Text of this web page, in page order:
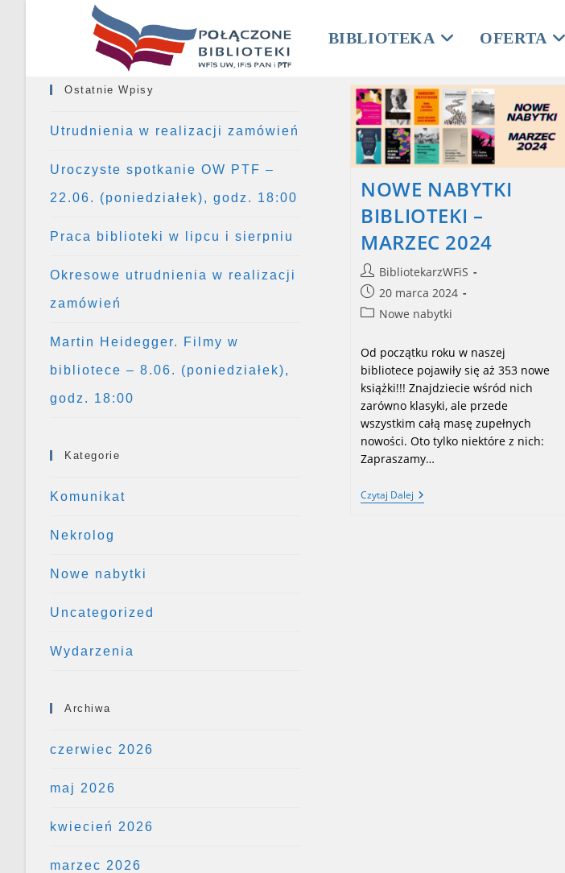
BIBLIOTEKA OFERTA
NOWE NABYTKI
BIBLIOTEKI –
MARZEC 2024
Post
author:
BibliotekarzWFiS
Post
published:
20 marca 2024
PostNowe nabytki
Od początku roku w naszej
bibliotece pojawiły się aż 353 nowe
książki!!! Znajdziecie wśród nich
zarówno klasyki, ale przede
wszystkim całą masę zupełnych
nowości. Oto tylko niektóre z nich:
Zapraszamy…
Czytaj Dalej NOWE
NABYTKI
Ostatnie Wpisy
Utrudnienia w realizacji zamówień
Uroczyste spotkanie OW PTF –
22.06. (poniedziałek), godz. 18:00
Praca biblioteki w lipcu i sierpniu
Okresowe utrudnienia w realizacji
zamówień
Martin Heidegger. Filmy w
bibliotece – 8.06. (poniedziałek),
godz. 18:00
Kategorie
Komunikat
Nekrolog
Nowe nabytki
Uncategorized
Wydarzenia
Archiwa
czerwiec 2026
maj 2026
kwiecień 2026
marzec 2026